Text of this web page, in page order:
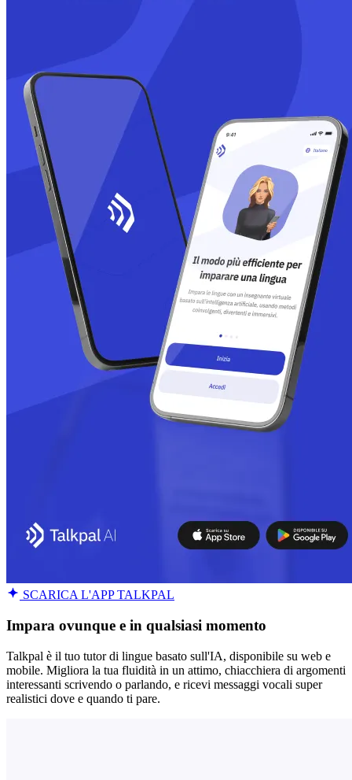
SCARICA L'APP TALKPAL
Impara ovunque e in qualsiasi momento
Talkpal è il tuo tutor di lingue basato sull'IA, disponibile su web e
mobile. Migliora la tua fluidità in un attimo, chiacchiera di argomenti
interessanti scrivendo o parlando, e ricevi messaggi vocali super
realistici dove e quando ti pare.